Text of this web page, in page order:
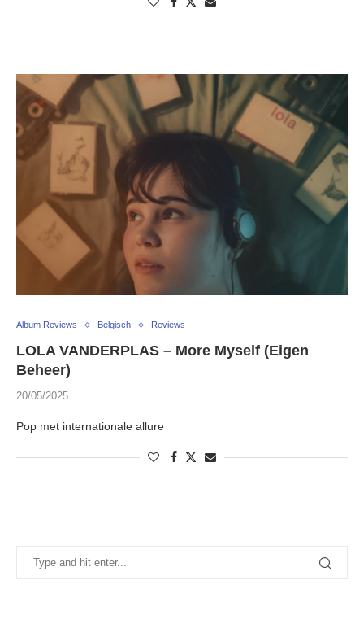
Album Reviews Belgisch Reviews
LOLA VANDERPLAS – More Myself (Eigen
Beheer)
20/05/2025
Pop met internationale allure